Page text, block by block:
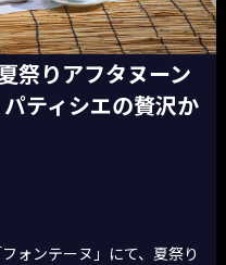
祭りアフタヌーン
ティシエの贅沢か
ォンテーヌ」にて、夏祭り